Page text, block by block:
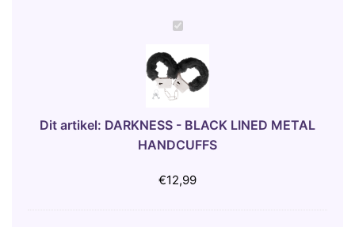
D
R
K
N
E
S
-
Dit artikel: DARKNESS - BLACK LINED METAL
HANDCUFFS
€12,99